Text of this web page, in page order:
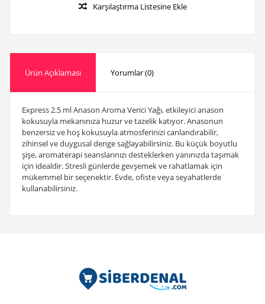
Karşılaştırma Listesine Ekle
Ürün Açıklaması Yorumlar (0)
Express 2.5 ml Anason Aroma Verici Yağı, etkileyici anason
kokusuyla mekanınıza huzur ve tazelik katıyor. Anasonun
benzersiz ve hoş kokusuyla atmosferinizi canlandırabilir,
zihinsel ve duygusal denge sağlayabilirsiniz. Bu küçük boyutlu
şişe, aromaterapi seanslarınızı desteklerken yanınızda taşımak
için idealdir. Stresli günlerde gevşemek ve rahatlamak için
mükemmel bir seçenektir. Evde, ofiste veya seyahatlerde
kullanabilirsiniz.